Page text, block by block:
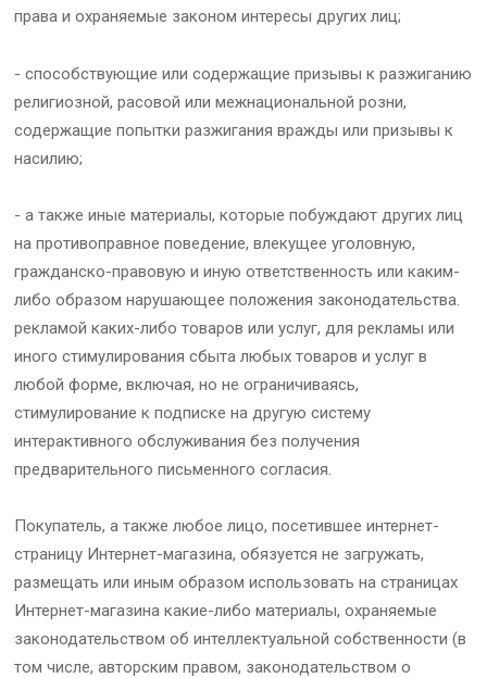
права и охраняемые законом интересы других лиц;
- способствующие или содержащие призывы к разжиганию
религиозной, расовой или межнациональной розни,
содержащие попытки разжигания вражды или призывы к
насилию;
- а также иные материалы, которые побуждают других лиц
на противоправное поведение, влекущее уголовную,
гражданско-правовую и иную ответственность или каким-
либо образом нарушающее положения законодательства.
рекламой каких-либо товаров или услуг, для рекламы или
иного стимулирования сбыта любых товаров и услуг в
любой форме, включая, но не ограничиваясь,
стимулирование к подписке на другую систему
интерактивного обслуживания без получения
предварительного письменного согласия.
Покупатель, а также любое лицо, посетившее интернет-
страницу Интернет-магазина, обязуется не загружать,
размещать или иным образом использовать на страницах
Интернет-магазина какие-либо материалы, охраняемые
законодательством об интеллектуальной собственности (в
том числе, авторским правом, законодательством о